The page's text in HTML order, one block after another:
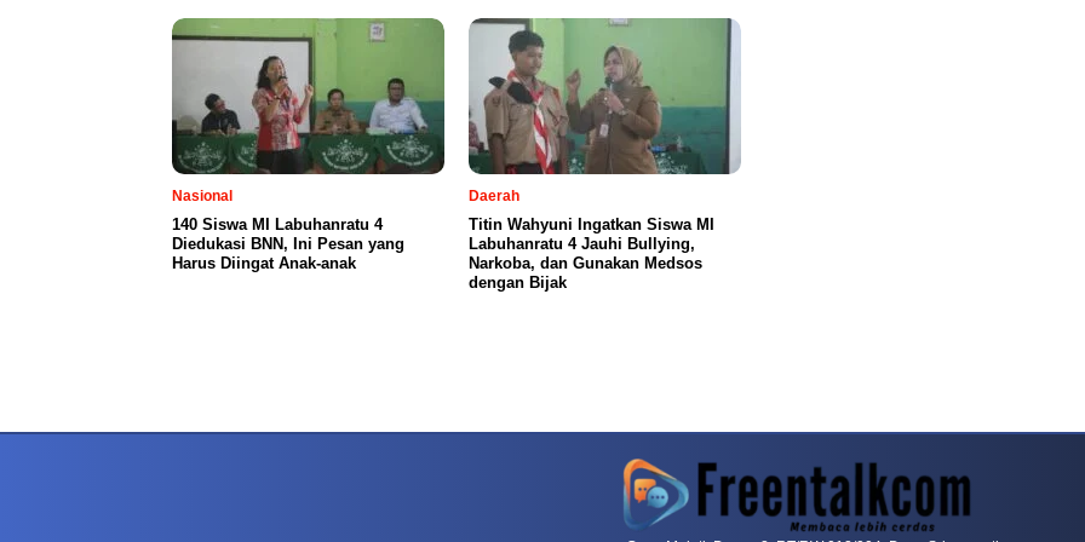
Nasional
140 Siswa MI Labuhanratu 4
Diedukasi BNN, Ini Pesan yang
Harus Diingat Anak-anak
Daerah
Titin Wahyuni Ingatkan Siswa MI
Labuhanratu 4 Jauhi Bullying,
Narkoba, dan Gunakan Medsos
dengan Bijak
PETIR800 LOGIN PETIR800 Mengapa Blackjack Masih Menjadi Pilihan Favorit Pecinta Game Meja Baccarat Kembali Menjadi Topik Menarik Di